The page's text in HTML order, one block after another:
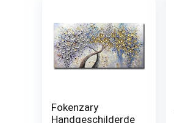
Fokenzary
Handgeschilderde